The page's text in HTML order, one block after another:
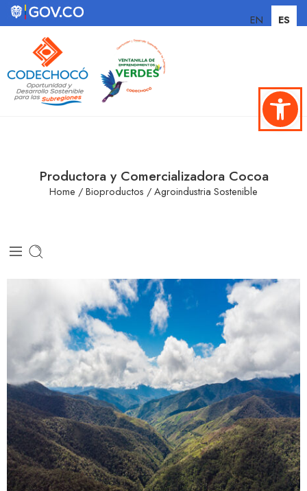
Abrir
Productora y Comercializadora Cocoa
Home /Bioproductos /Agroindustria Sostenible
EN ES